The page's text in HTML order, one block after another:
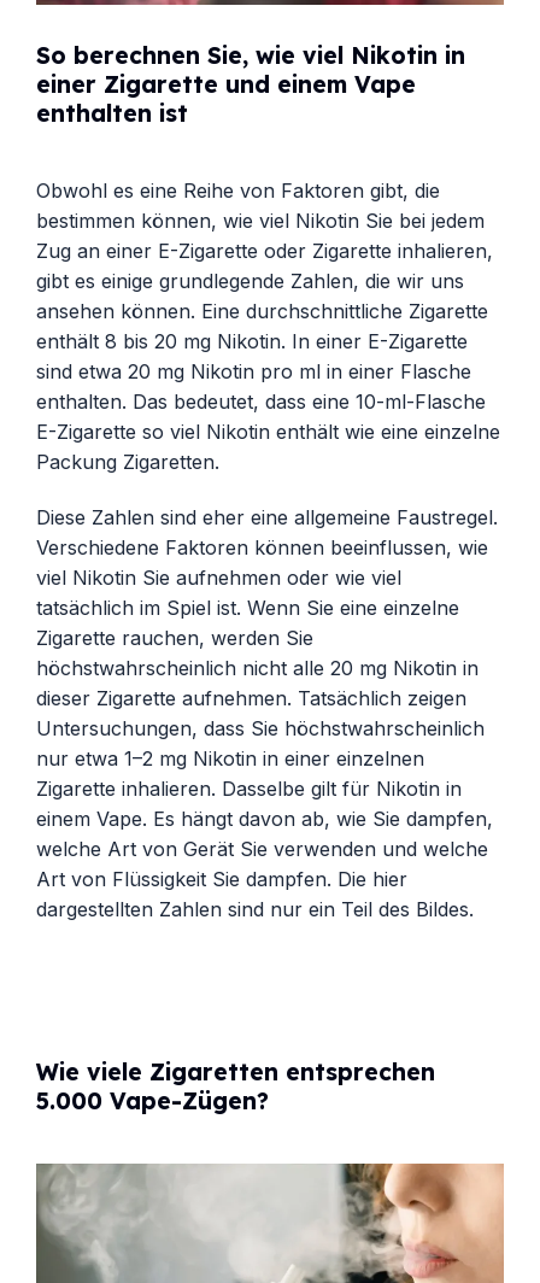
So berechnen Sie, wie viel Nikotin in
einer Zigarette und einem Vape
enthalten ist
Obwohl es eine Reihe von Faktoren gibt, die
bestimmen können, wie viel Nikotin Sie bei jedem
Zug an einer E-Zigarette oder Zigarette inhalieren,
gibt es einige grundlegende Zahlen, die wir uns
ansehen können. Eine durchschnittliche Zigarette
enthält 8 bis 20 mg Nikotin. In einer E-Zigarette
sind etwa 20 mg Nikotin pro ml in einer Flasche
enthalten. Das bedeutet, dass eine 10-ml-Flasche
E-Zigarette so viel Nikotin enthält wie eine einzelne
Packung Zigaretten.
Diese Zahlen sind eher eine allgemeine Faustregel.
Verschiedene Faktoren können beeinflussen, wie
viel Nikotin Sie aufnehmen oder wie viel
tatsächlich im Spiel ist. Wenn Sie eine einzelne
Zigarette rauchen, werden Sie
höchstwahrscheinlich nicht alle 20 mg Nikotin in
dieser Zigarette aufnehmen. Tatsächlich zeigen
Untersuchungen, dass Sie höchstwahrscheinlich
nur etwa 1–2 mg Nikotin in einer einzelnen
Zigarette inhalieren. Dasselbe gilt für Nikotin in
einem Vape. Es hängt davon ab, wie Sie dampfen,
welche Art von Gerät Sie verwenden und welche
Art von Flüssigkeit Sie dampfen. Die hier
dargestellten Zahlen sind nur ein Teil des Bildes.
Wie viele Zigaretten entsprechen
5.000 Vape-Zügen?